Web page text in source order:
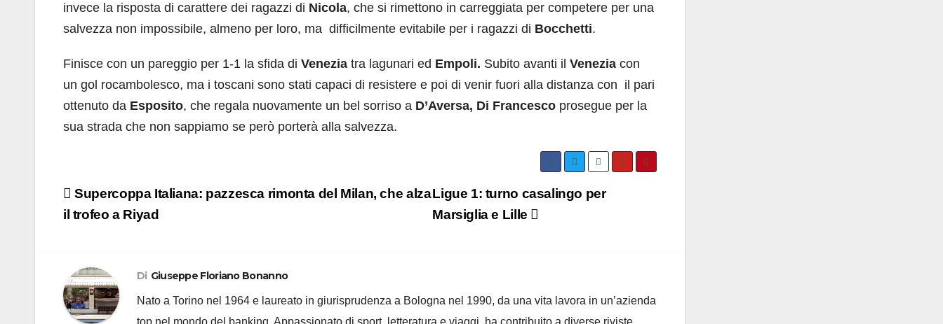
invece la risposta di carattere dei ragazzi di Nicola, che si rimettono in carreggiata per competere per una
salvezza non impossibile, almeno per loro, ma difficilmente evitabile per i ragazzi di Bocchetti.
Finisce con un pareggio per 1-1 la sfida di Venezia tra lagunari ed Empoli. Subito avanti il Venezia con
un gol rocambolesco, ma i toscani sono stati capaci di resistere e poi di venir fuori alla distanza con il pari
ottenuto da Esposito, che regala nuovamente un bel sorriso a D’Aversa, Di Francesco prosegue per la
sua strada che non sappiamo se però porterà alla salvezza.
Navigazione
articoli
Ligue 1: turno casalingo per
Marsiglia e Lille
Supercoppa Italiana: pazzesca rimonta del Milan, che alza
il trofeo a Riyad
Di Giuseppe Floriano Bonanno
Nato a Torino nel 1964 e laureato in giurisprudenza a Bologna nel 1990, da una vita lavora in un’azienda
top nel mondo del banking. Appassionato di sport, letteratura e viaggi, ha contribuito a diverse riviste